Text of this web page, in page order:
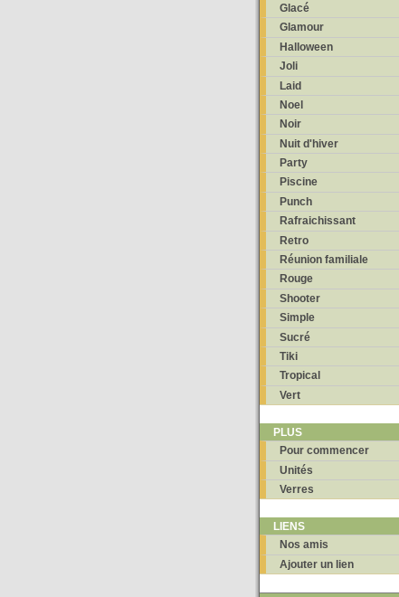
Glacé
Glamour
Halloween
Joli
Laid
Noel
Noir
Nuit d'hiver
Party
Piscine
Punch
Rafraichissant
Retro
Réunion familiale
Rouge
Shooter
Simple
Sucré
Tiki
Tropical
Vert
PLUS
Pour commencer
Unités
Verres
LIENS
Nos amis
Ajouter un lien